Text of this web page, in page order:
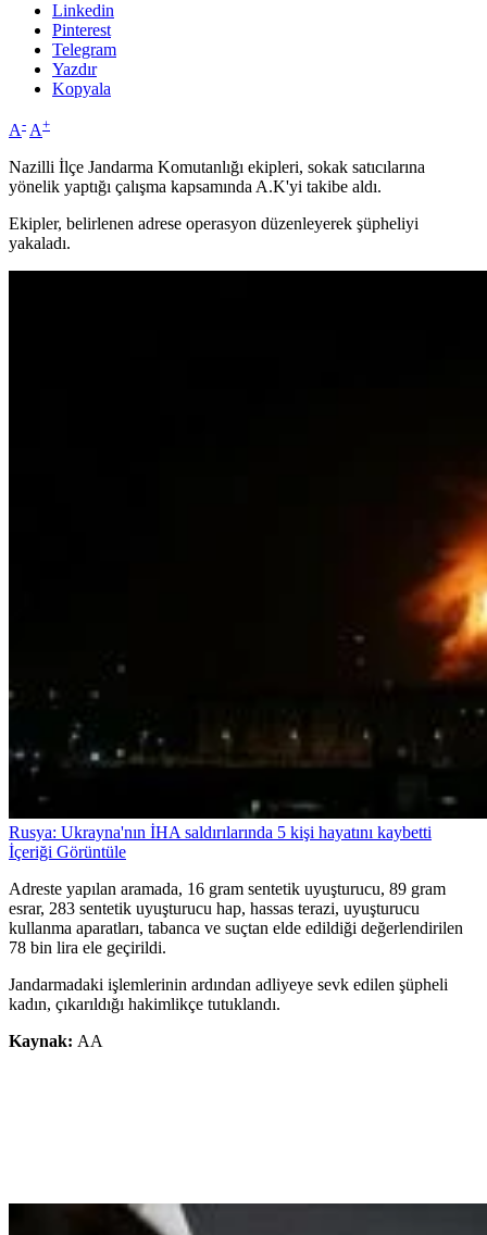
Linkedin
Pinterest
Telegram
Yazdır
Kopyala
A- A+
Nazilli İlçe Jandarma Komutanlığı ekipleri, sokak satıcılarına
yönelik yaptığı çalışma kapsamında A.K'yi takibe aldı.
Ekipler, belirlenen adrese operasyon düzenleyerek şüpheliyi
yakaladı.
Rusya: Ukrayna'nın İHA saldırılarında 5 kişi hayatını kaybetti
İçeriği Görüntüle
Adreste yapılan aramada, 16 gram sentetik uyuşturucu, 89 gram
esrar, 283 sentetik uyuşturucu hap, hassas terazi, uyuşturucu
kullanma aparatları, tabanca ve suçtan elde edildiği değerlendirilen
78 bin lira ele geçirildi.
Jandarmadaki işlemlerinin ardından adliyeye sevk edilen şüpheli
kadın, çıkarıldığı hakimlikçe tutuklandı.
Kaynak: AA